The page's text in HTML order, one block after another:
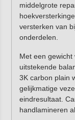
middelgrote
versterken van
onderdelen.
Met een gewicht
uitstekende
3K carbon plain
gelijkmatige
eindresultaat.
handlamineren